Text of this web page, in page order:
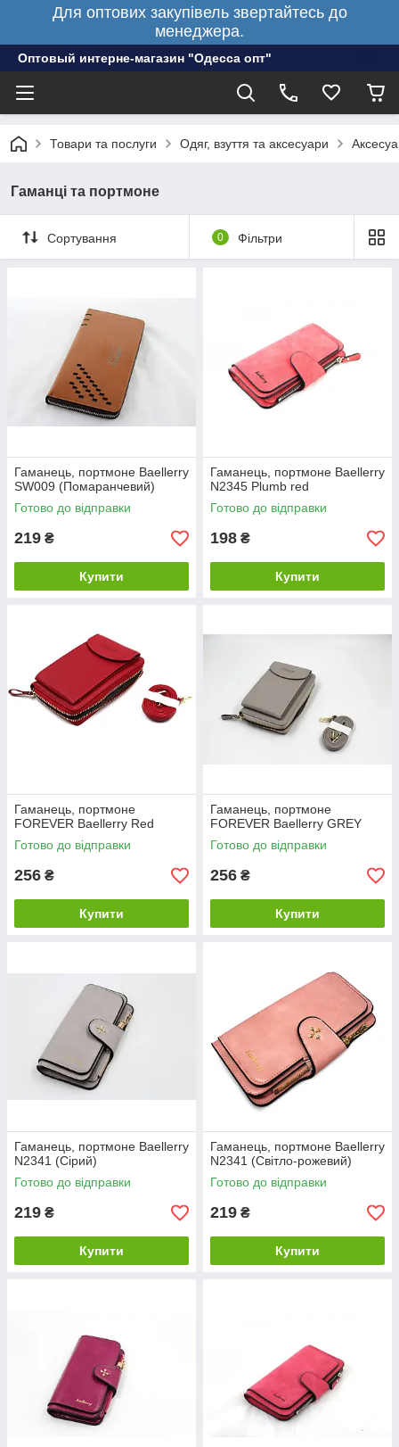
Для оптових закупівель звертайтесь до
менеджера.
Оптовый интерне-магазин "Одесса опт"
Товари та послуги Одяг, взуття та аксесуари
Гаманці та портмоне
Сортування 0 Фільтри
Гаманець, портмоне Baellerry
SW009 (Помаранчевий)
Готово до відправки
219 ₴
Купити
Гаманець, портмоне Baellerry
N2345 Plumb red
Готово до відправки
198 ₴
Купити
Гаманець, портмоне
FOREVER Baellerry Red
Готово до відправки
256 ₴
Купити
Гаманець, портмоне
FOREVER Baellerry GREY
Готово до відправки
256 ₴
Купити
Гаманець, портмоне Baellerry
N2341 (Сірий)
Готово до відправки
219 ₴
Купити
Гаманець, портмоне Baellerry
N2341 (Світло-рожевий)
Готово до відправки
219 ₴
Купити